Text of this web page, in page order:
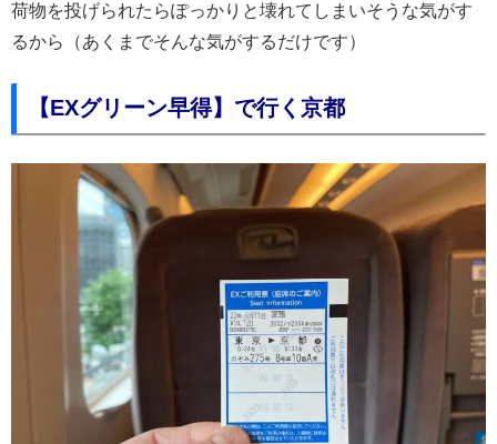
荷物を投げられたらぽっかりと壊れてしまいそうな気がす
るから（あくまでそんな気がするだけです）
【EXグリーン早得】で行く京都